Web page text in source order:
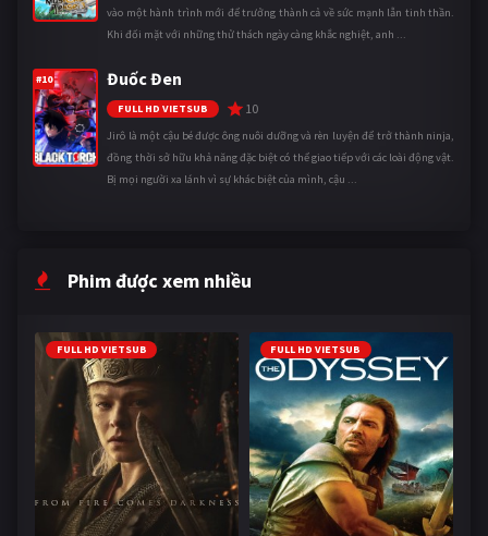
vào một hành trình mới để trưởng thành cả về sức mạnh lẫn tinh thần.
Khi đối mặt với những thử thách ngày càng khắc nghiệt, anh ...
#10 Đuốc Đen
FULL HD VIETSUB 10
Jirô là một cậu bé được ông nuôi dưỡng và rèn luyện để trở thành ninja,
đồng thời sở hữu khả năng đặc biệt có thể giao tiếp với các loài động vật.
Bị mọi người xa lánh vì sự khác biệt của mình, cậu ...
Phim được xem nhiều
FULL HD VIETSUB FULL HD VIETSUB